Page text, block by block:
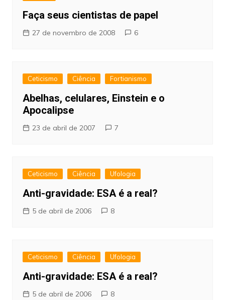
Faça seus cientistas de papel
27 de novembro de 2008 6
Ceticismo Ciência Fortianismo
Abelhas, celulares, Einstein e o
Apocalipse
23 de abril de 2007 7
Ceticismo Ciência Ufologia
Anti-gravidade: ESA é a real?
5 de abril de 2006 8
Ceticismo Ciência Ufologia
Anti-gravidade: ESA é a real?
5 de abril de 2006 8